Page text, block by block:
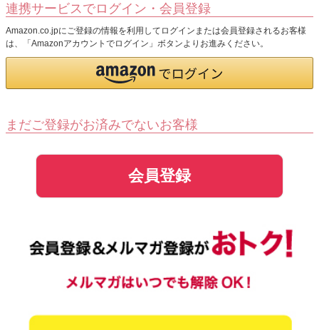
連携サービスでログイン・会員登録
Amazon.co.jpにご登録の情報を利用してログインまたは会員登録されるお客様
は、「Amazonアカウントでログイン」ボタンよりお進みください。
まだご登録がお済みでないお客様
会員登録